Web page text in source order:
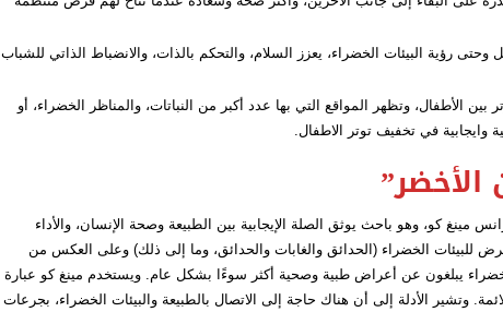
رؤية البيئات الخضراء، يعزز السلام، والتحكم بالذات، والانضباط الذاتي للشباب
بين الأطفال، وتظهر المواقع التي بها عدد أكبر من النباتات، والمناظر الخضراء، أو
وايجابية في تخفيف توتر الاطفال.
الأخضر”
مينغ كو، وهو باحث يوثق الصلة الإيجابية بين الطبيعة وصحة الإنسان، والأداء
للبيئات الخضراء (الحدائق والغابات والحدائق، وما إلى ذلك) وعلى العكس من
يبلغون عن أعراض طبية وصحية أكثر سوءًا بشكل عام. ويستخدم مينغ كو عبارة
وتشير الأدلة إلى أن هناك حاجة إلى الاتصال بالطبيعة والبيئات الخضراء، بجرعات